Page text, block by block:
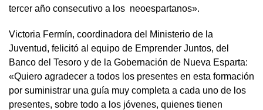
tercer año consecutivo a los neoespartanos».
Victoria Fermín, coordinadora del Ministerio de la
Juventud, felicitó al equipo de Emprender Juntos, del
Banco del Tesoro y de la Gobernación de Nueva Esparta:
«Quiero agradecer a todos los presentes en esta formación
por suministrar una guía muy completa a cada uno de los
presentes, sobre todo a los jóvenes, quienes tienen